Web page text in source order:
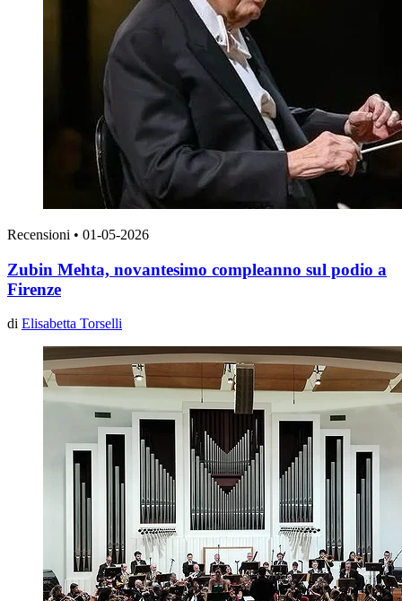
Recensioni • 01-05-2026
Zubin Mehta, novantesimo compleanno sul podio a
Firenze
di Elisabetta Torselli